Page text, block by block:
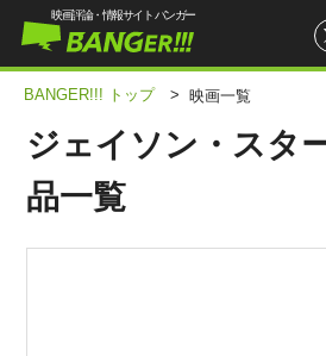
映画評論・情報サイト バンガー
BANGER!!! トップ > 映画一覧
ジェイソン・スタ
品一覧